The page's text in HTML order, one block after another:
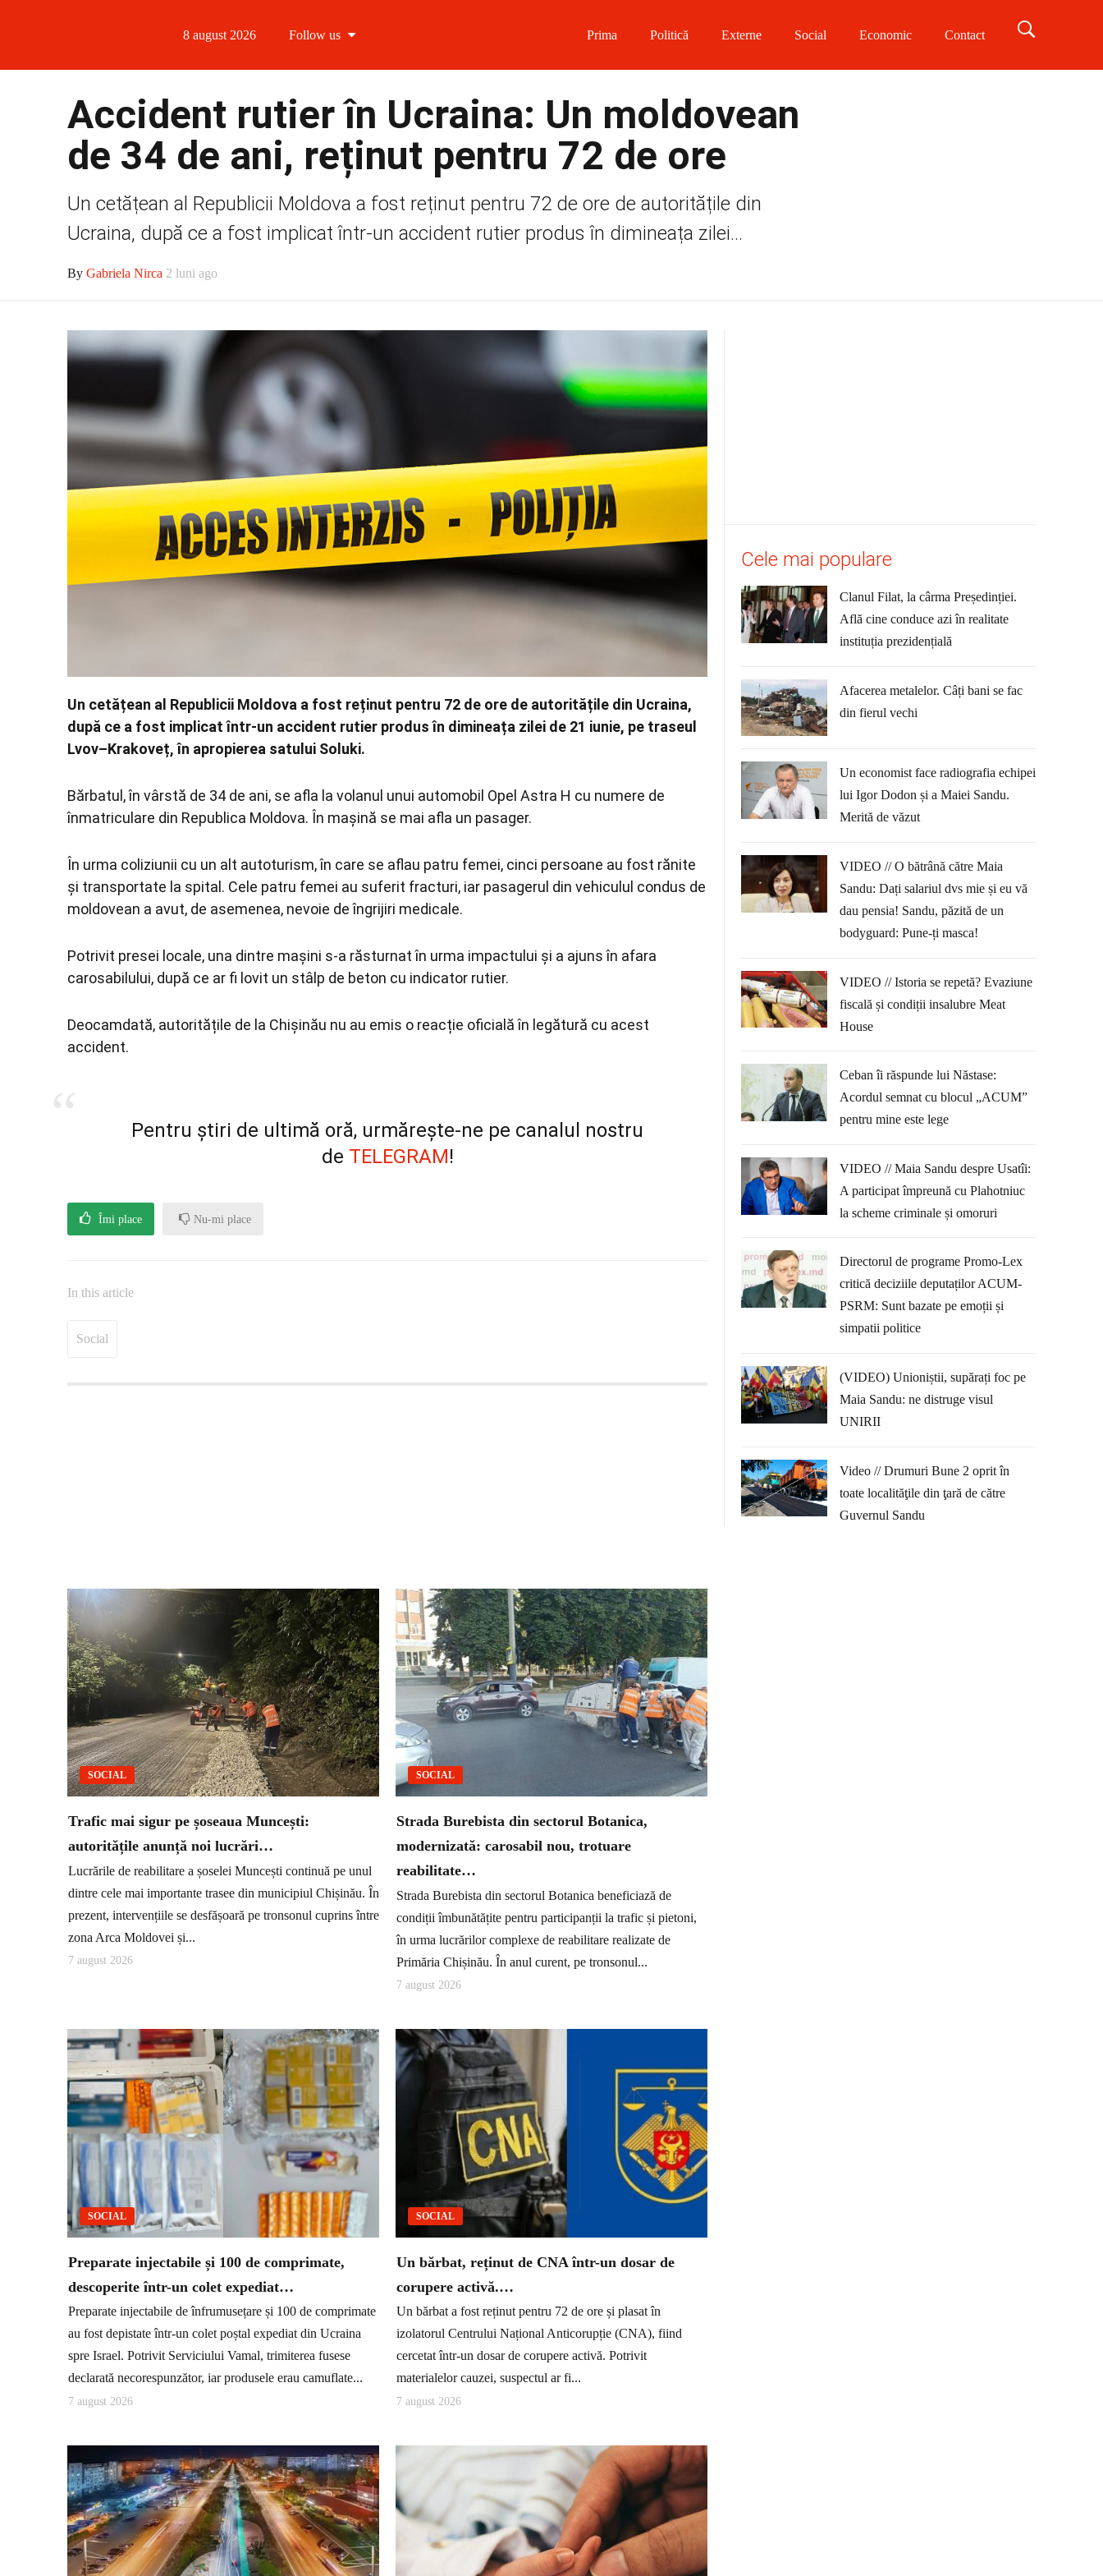
8 august 2026 Follow us
Follow us on Twitter
Follow us on Instagram
Prima Politică Externe Social Economic Contact
Accident rutier în Ucraina: Un moldovean
de 34 de ani, reținut pentru 72 de ore
Un cetățean al Republicii Moldova a fost reținut pentru 72 de ore de autoritățile din
Ucraina, după ce a fost implicat într-un accident rutier produs în dimineața zilei...
By Gabriela Nirca 2 luni ago
Un cetățean al Republicii Moldova a fost reținut pentru 72 de ore de autoritățile din Ucraina,
după ce a fost implicat într-un accident rutier produs în dimineața zilei de 21 iunie, pe traseul
Lvov–Krakoveț, în apropierea satului Soluki.
Bărbatul, în vârstă de 34 de ani, se afla la volanul unui automobil Opel Astra H cu numere de
înmatriculare din Republica Moldova. În mașină se mai afla un pasager.
În urma coliziunii cu un alt autoturism, în care se aflau patru femei, cinci persoane au fost rănite
și transportate la spital. Cele patru femei au suferit fracturi, iar pasagerul din vehiculul condus de
moldovean a avut, de asemenea, nevoie de îngrijiri medicale.
Potrivit presei locale, una dintre mașini s-a răsturnat în urma impactului și a ajuns în afara
carosabilului, după ce ar fi lovit un stâlp de beton cu indicator rutier.
Deocamdată, autoritățile de la Chișinău nu au emis o reacție oficială în legătură cu acest
accident.
Pentru știri de ultimă oră, urmărește-ne pe canalul nostru
de TELEGRAM!
Îmi place Nu-mi place
In this article
Social
SOCIAL
Trafic mai sigur pe șoseaua Muncești:
autoritățile anunță noi lucrări…
Lucrările de reabilitare a șoselei Muncești continuă pe unul
dintre cele mai importante trasee din municipiul Chișinău. În
prezent, intervențiile se desfășoară pe tronsonul cuprins între
zona Arca Moldovei și...
7 august 2026
SOCIAL
Strada Burebista din sectorul Botanica,
modernizată: carosabil nou, trotuare
reabilitate…
Strada Burebista din sectorul Botanica beneficiază de
condiții îmbunătățite pentru participanții la trafic și pietoni,
în urma lucrărilor complexe de reabilitare realizate de
Primăria Chișinău. În anul curent, pe tronsonul...
7 august 2026
SOCIAL
Preparate injectabile și 100 de comprimate,
descoperite într-un colet expediat…
Preparate injectabile de înfrumusețare și 100 de comprimate
au fost depistate într-un colet poștal expediat din Ucraina
spre Israel. Potrivit Serviciului Vamal, trimiterea fusese
declarată necorespunzător, iar produsele erau camuflate...
7 august 2026
SOCIAL
Un bărbat, reținut de CNA într-un dosar de
corupere activă.…
Un bărbat a fost reținut pentru 72 de ore și plasat în
izolatorul Centrului Național Anticorupție (CNA), fiind
cercetat într-un dosar de corupere activă. Potrivit
materialelor cauzei, suspectul ar fi...
7 august 2026
Cele mai populare
Clanul Filat, la cârma Președinției.
Află cine conduce azi în realitate
instituția prezidențială
Afacerea metalelor. Câți bani se fac
din fierul vechi
Un economist face radiografia echipei
lui Igor Dodon și a Maiei Sandu.
Merită de văzut
VIDEO // O bătrână către Maia
Sandu: Dați salariul dvs mie și eu vă
dau pensia! Sandu, păzită de un
bodyguard: Pune-ți masca!
VIDEO // Istoria se repetă? Evaziune
fiscală și condiții insalubre Meat
House
Ceban îi răspunde lui Năstase:
Acordul semnat cu blocul „ACUM”
pentru mine este lege
VIDEO // Maia Sandu despre Usatîi:
A participat împreună cu Plahotniuc
la scheme criminale și omoruri
Directorul de programe Promo-Lex
critică deciziile deputaților ACUM-
PSRM: Sunt bazate pe emoții și
simpatii politice
(VIDEO) Unioniștii, supărați foc pe
Maia Sandu: ne distruge visul
UNIRII
Video // Drumuri Bune 2 oprit în
toate localităţile din ţară de către
Guvernul Sandu